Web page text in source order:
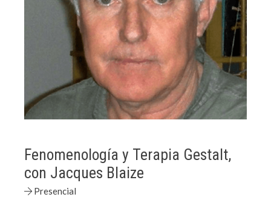
Fenomenología y Terapia Gestalt,
con Jacques Blaize
Presencial